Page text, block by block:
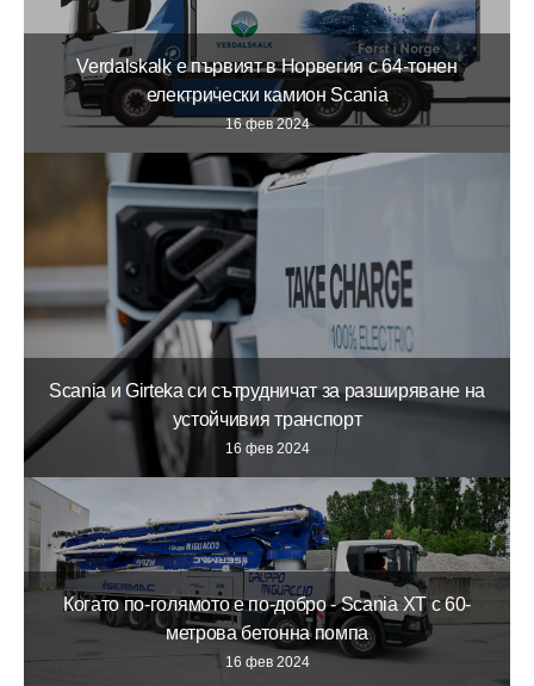
Verdalskalk е първият в Норвегия с 64-тонен
електрически камион Scania
16 фев 2024
Scania и Girteka си сътрудничат за разширяване на
устойчивия транспорт
16 фев 2024
Когато по-голямото е по-добро - Scania XT с 60-
метрова бетонна помпа
16 фев 2024